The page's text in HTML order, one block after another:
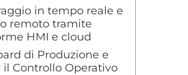
in tempo reale e
remoto tramite
HMI e cloud
di Produzione e
il Controllo Operativo